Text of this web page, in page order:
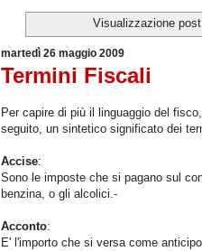
Visualizzazione
martedì 26 maggio 2009
Termini Fiscali
Per capire di più il linguaggio del
seguito, un sintetico significato dei
Accise:
Sono le imposte che si pagano sul
benzina, o gli alcolici.-
Acconto:
E' l'importo che si versa come